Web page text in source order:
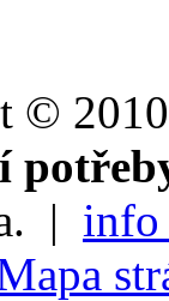
©
| info